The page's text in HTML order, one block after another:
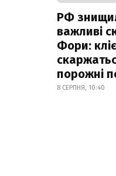
РФ
важливі
Фори:
порожні
8 СЕРПНЯ, 10:40